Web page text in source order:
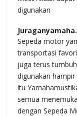
digunakan
Sepeda motor
transportasi
juga terus
digunakan
itu
semua
dengan Sepeda